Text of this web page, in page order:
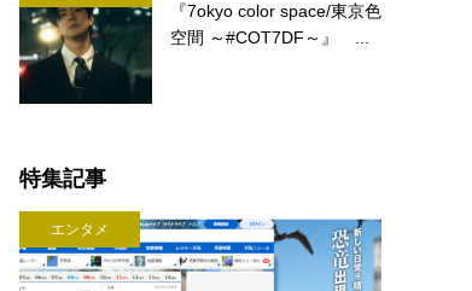
『7okyo color space/東京色
空間 ～#COT7DF～』 ...
特集記事
エンタメ